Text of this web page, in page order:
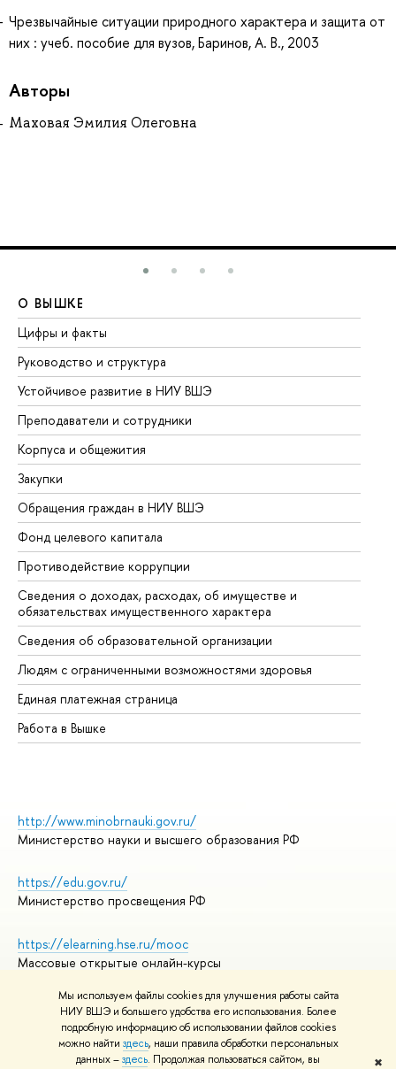
Мы используем файлы cookies для улучшения работы сайта
НИУ ВШЭ и большего удобства его использования. Более
подробную информацию об использовании файлов cookies
можно найти здесь, наши правила обработки персональных
данных –здесь. Продолжая пользоваться сайтом, вы
✖
Чрезвычайные ситуации природного характера и защита от
них : учеб. пособие для вузов, Баринов, А. В., 2003
Авторы
Маховая Эмилия Олеговна
О ВЫШКЕ
Цифры и факты
Руководство и структура
Устойчивое развитие в НИУ ВШЭ
Преподаватели и сотрудники
Корпуса и общежития
Закупки
Обращения граждан в НИУ ВШЭ
Фонд целевого капитала
Противодействие коррупции
Сведения о доходах, расходах, об имуществе и
обязательствах имущественного характера
Сведения об образовательной организации
Людям с ограниченными возможностями здоровья
Единая платежная страница
Работа в Вышке
http://www.minobrnauki.gov.ru/
Министерство науки и высшего образования РФ
https://edu.gov.ru/
Министерство просвещения РФ
https://elearning.hse.ru/mooc
Массовые открытые онлайн-курсы
© НИУ ВШЭ 1993–2026
Адреса и контакты
Условия использования материалов